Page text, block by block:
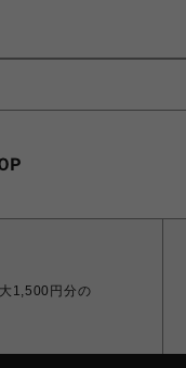
1,500円分の